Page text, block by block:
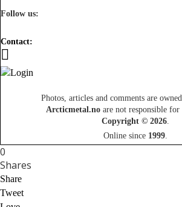
Follow us:
Contact:
Photos, articles and comments are
Arcticmetal.noare not responsible for
Copyright © 2026.
Online since 1999.
0
Shares
Share
Tweet